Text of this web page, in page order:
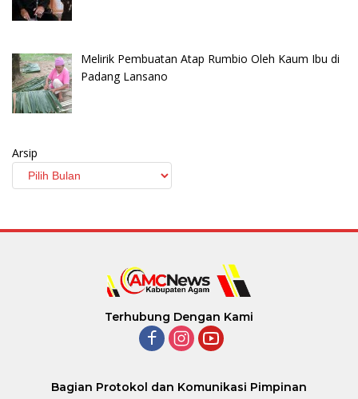
Melirik Pembuatan Atap Rumbio Oleh Kaum Ibu di
Padang Lansano
Arsip
Terhubung Dengan Kami
Bagian Protokol dan Komunikasi Pimpinan